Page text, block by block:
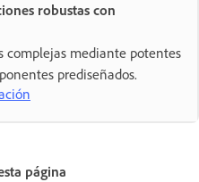
robustas con
complejas mediante potentes
prediseñados.
página